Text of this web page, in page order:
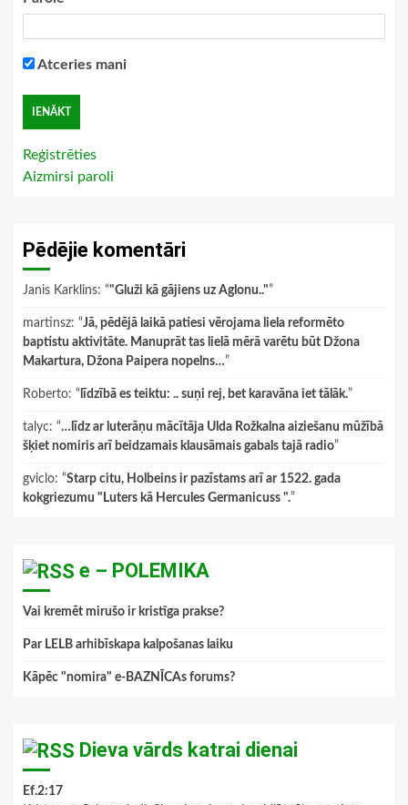
Atceries mani
Reģistrēties
Aizmirsi paroli
Pēdējie komentāri
Janis Karklins: “"Gluži kā gājiens uz Aglonu.."”
martinsz: “Jā, pēdējā laikā patiesi vērojama liela reformēto
baptistu aktivitāte. Manuprāt tas lielā mērā varētu būt Džona
Makartura, Džona Paipera nopelns…”
Roberto: “ līdzībā es teiktu: .. suņi rej, bet karavāna iet tālāk.”
talyc: “…līdz ar luterāņu mācītāja Ulda Rožkalna aiziešanu mūžībā
šķiet nomiris arī beidzamais klausāmais gabals tajā radio”
gviclo: “Starp citu, Holbeins ir pazīstams arī ar 1522. gada
kokgriezumu "Luters kā Hercules Germanicuss ".”
e – POLEMIKA
Vai kremēt mirušo ir kristīga prakse?
Par LELB arhibīskapa kalpošanas laiku
Kāpēc "nomira" e-BAZNĪCAs forums?
Dieva vārds katrai dienai
Ef.2:17